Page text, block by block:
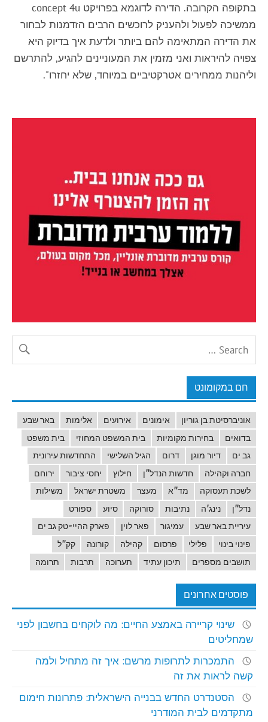
בתקופה הקרובה. הדירה לדוגמא בפרויקט concept 4u
ממשיכה לפעול ולהעניק לרוכשים הרבים הזדמנות לבחור
את הדירה המתאימה להם ביותר ולדעת איך בדיוק היא
צפויה להיראות ואני מזמין את המעוניינים להגיע, להתרשם
וליהנות ממחירים אטרקטיביים במיוחד, שלא יחזרו".
חם במקומונט
אוניברסיטת בן גוריון אימונים אירועים אלימות
באר שבע
בדואים
בחירות מקומיות בית המשפט המחוזי
בית משפט
גב ים
דיור מוגן דרום הגיל השלישי
התחדשות עירונית
חברה וקהילה
חדשות הנדל"ן חילוץ יחסי ציבור
ירוחם
לשכת תעסוקה
מד"א מעצר משטרת ישראל
משילות
נדל"ן
נינג'ה נתיבות סורוקה סיוע
ספורט
עיריית באר שבע
עמיגור פאר לוין
פארק ההיי-טק גב ים
פינוי בינוי
פלילי פרסום קהילה קורונה
קק"ל
תושבים מספרים
תיכון עתיד תערוכה תרבות תרומה
פוסטים אחרונים
שינוי קריירה באמצע החיים: מה לוקחים בחשבון לפני
שמחליטים
התמכרות לתרופות מרשם: איך זה מתחיל ולמה
קשה לראות את זה
הסטנדרט החדש בבנייה הישראלית: פתרונות חימום
מתקדמים לבית המודרני